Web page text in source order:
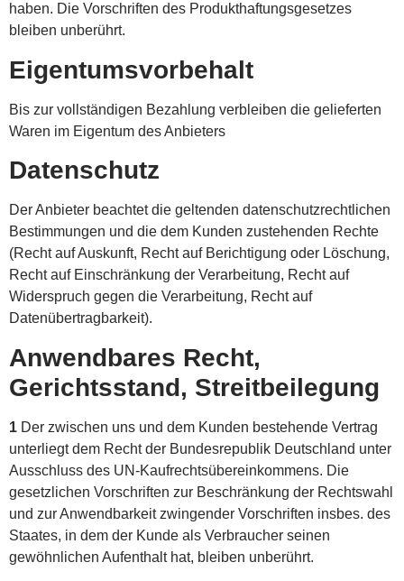
haben. Die Vorschriften des Produkthaftungsgesetzes
bleiben unberührt.
Eigentumsvorbehalt
Bis zur vollständigen Bezahlung verbleiben die gelieferten
Waren im Eigentum des Anbieters
Datenschutz
Der Anbieter beachtet die geltenden datenschutzrechtlichen
Bestimmungen und die dem Kunden zustehenden Rechte
(Recht auf Auskunft, Recht auf Berichtigung oder Löschung,
Recht auf Einschränkung der Verarbeitung, Recht auf
Widerspruch gegen die Verarbeitung, Recht auf
Datenübertragbarkeit).
Anwendbares Recht,
Gerichtsstand, Streitbeilegung
1 Der zwischen uns und dem Kunden bestehende Vertrag
unterliegt dem Recht der Bundesrepublik Deutschland unter
Ausschluss des UN-Kaufrechtsüber­einkom­mens. Die
gesetzlichen Vorschriften zur Beschränkung der Rechtswahl
und zur Anwendbarkeit zwingender Vorschriften insbes. des
Staates, in dem der Kunde als Verbraucher seinen
gewöhnlichen Aufenthalt hat, bleiben unberührt.